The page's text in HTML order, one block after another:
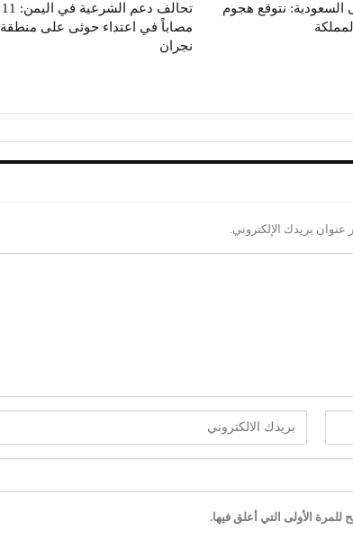
نتوقع هجوم
تحالف دعم الشرعية في اليمن: 11
مصاباً في اعتداء حوثى على منطقة
نجران
عنوان بريدك الإلكتروني.
الأولى التي أعلق فيها.